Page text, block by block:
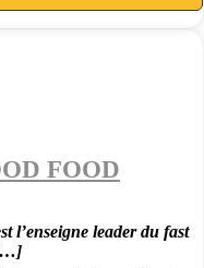
FOOD
leader du fast
[…]